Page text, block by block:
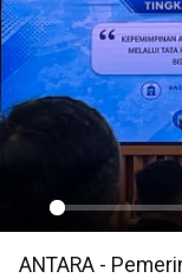
Play
ANTARA -